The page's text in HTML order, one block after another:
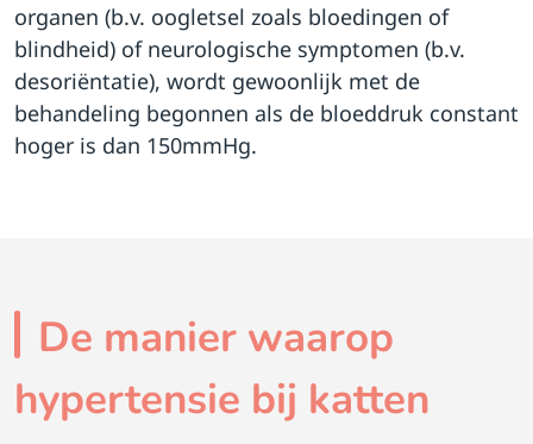
organen (b.v. oogletsel zoals bloedingen of
blindheid) of neurologische symptomen (b.v.
desoriëntatie), wordt gewoonlijk met de
behandeling begonnen als de bloeddruk constant
hoger is dan 150mmHg.
De manier waarop
hypertensie bij katten